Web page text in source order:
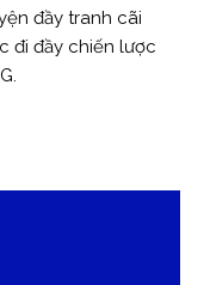
đầy tranh cãi
đi đầy chiến lược